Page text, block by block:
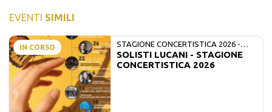
EVENTI SIMILI
IN CORSO
STAGIONE CONCERTISTICA 2026 -
MATE E SOLISTI LUCANI
SOLISTI LUCANI - STAGIONE
CONCERTISTICA 2026